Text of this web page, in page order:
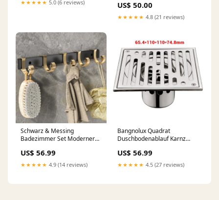
★★★★★ 5.0 (6 reviews) US$ 50.00
★★★★★ 4.8 (21 reviews)
Schwarz & Messing
Badezimmer Set Moderner
Als Einzelstück Oder Im Set
Objektoptionen:Horizontaler
Handtuchhalter (20"L)
US$ 56.99
★★★★★ 4.9 (14 reviews)
Bangnolux Quadrat
Duschbodenablauf Karnz
US$ 56.99
★★★★★ 4.5 (27 reviews)